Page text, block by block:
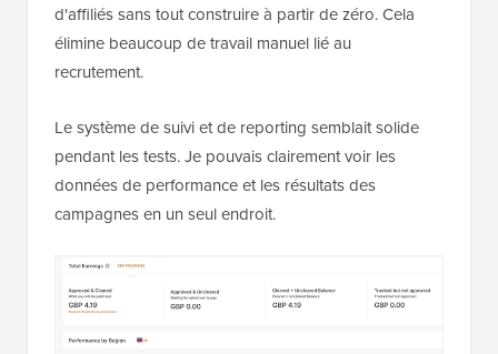
d'affiliés sans tout construire à partir de zéro. Cela
élimine beaucoup de travail manuel lié au
recrutement.
Le système de suivi et de reporting semblait solide
pendant les tests. Je pouvais clairement voir les
données de performance et les résultats des
campagnes en un seul endroit.